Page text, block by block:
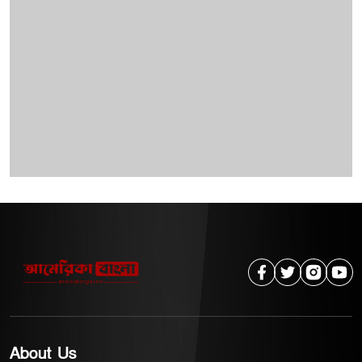
দেওয়া যেতে পারে। প্রয়োজনে ড্রাইভিং স্কুলে ভর্তি করা,
প্রশিক্ষকের ব্যবস্থা করা কিংবা নিরাপদ জায়গায় অনুশীলনের
হবে। যেসব এলাকায় গণপরিবহন সহজলভ্য, সেখানে গাড়ি
ছাড়াও স্বাভাবিক জীবনযাপন সম্ভব। বিষয়টি মূলত ব্যক্তিগত
বাংলাদেশি পরিবারগুলোর জন্য পরিবারের একাধিক প্রাপ্তবয়স্ক
About Us